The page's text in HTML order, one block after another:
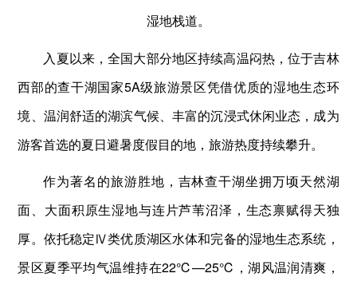
湿地栈道。
入夏以来，全国大部分地区持续高温闷热，位于吉林
西部的查干湖国家5A级旅游景区凭借优质的湿地生态环
境、温润舒适的湖滨气候、丰富的沉浸式休闲业态，成为
游客首选的夏日避暑度假目的地，旅游热度持续攀升。
作为著名的旅游胜地，吉林查干湖坐拥万顷天然湖
面、大面积原生湿地与连片芦苇沼泽，生态禀赋得天独
厚。依托稳定Ⅳ类优质湖区水体和完备的湿地生态系统，
景区夏季平均气温维持在22℃—25℃，湖风温润清爽，